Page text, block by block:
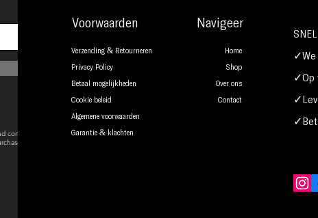
consent to
Voorwaarden
Verzending & Retourneren
Privacy Policy
Betaal mogelijkheden
Cookie beleid
Algemene voorwaarden
Garantie & klachten
Navigeer
Home
Shop
Over ons
Contact
✓We
✓Op